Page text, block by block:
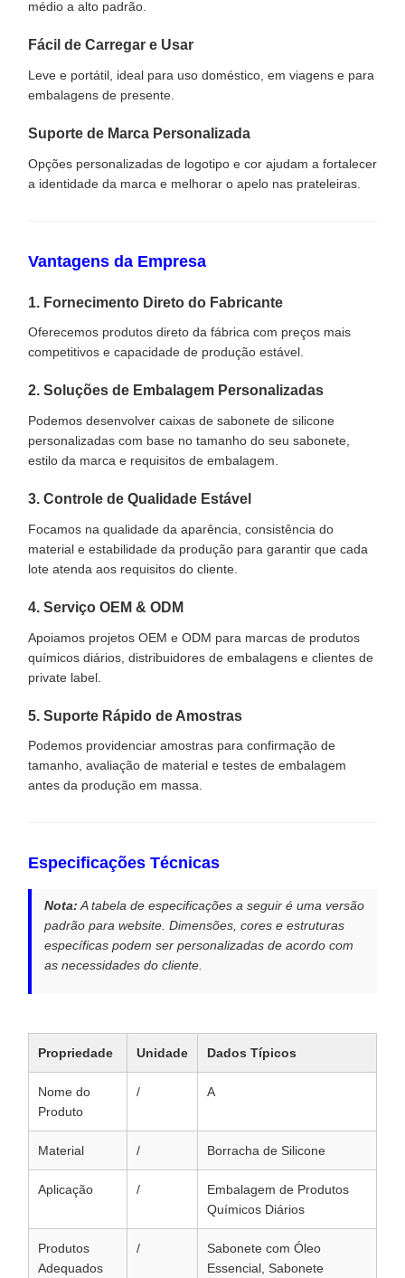
médio a alto padrão.
Fácil de Carregar e Usar
Leve e portátil, ideal para uso doméstico, em viagens e para
embalagens de presente.
Suporte de Marca Personalizada
Opções personalizadas de logotipo e cor ajudam a fortalecer
a identidade da marca e melhorar o apelo nas prateleiras.
Vantagens da Empresa
1. Fornecimento Direto do Fabricante
Oferecemos produtos direto da fábrica com preços mais
competitivos e capacidade de produção estável.
2. Soluções de Embalagem Personalizadas
Podemos desenvolver caixas de sabonete de silicone
personalizadas com base no tamanho do seu sabonete,
estilo da marca e requisitos de embalagem.
3. Controle de Qualidade Estável
Focamos na qualidade da aparência, consistência do
material e estabilidade da produção para garantir que cada
lote atenda aos requisitos do cliente.
4. Serviço OEM & ODM
Apoiamos projetos OEM e ODM para marcas de produtos
químicos diários, distribuidores de embalagens e clientes de
private label.
5. Suporte Rápido de Amostras
Podemos providenciar amostras para confirmação de
tamanho, avaliação de material e testes de embalagem
antes da produção em massa.
Especificações Técnicas
Nota: A tabela de especificações a seguir é uma versão
padrão para website. Dimensões, cores e estruturas
específicas podem ser personalizadas de acordo com
as necessidades do cliente.
Propriedade Unidade Dados Típicos
Nome do
Produto
/ A
Material / Borracha de Silicone
Aplicação /
Embalagem de Produtos
Químicos Diários
Produtos
Adequados
/
Sabonete com Óleo
Essencial, Sabonete